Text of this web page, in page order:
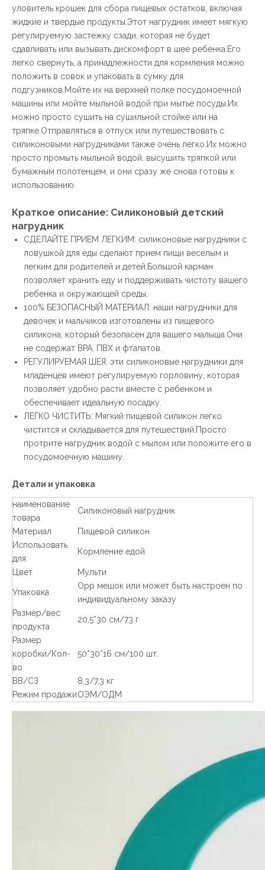
уловитель крошек для сбора пищевых остатков, включая
жидкие и твердые продукты.Этот нагрудник имеет мягкую
регулируемую застежку сзади, которая не будет
сдавливать или вызывать дискомфорт в шее ребенка.Его
легко свернуть, а принадлежности для кормления можно
положить в совок и упаковать в сумку для
подгузников.Мойте их на верхней полке посудомоечной
машины или мойте мыльной водой при мытье посуды.Их
можно просто сушить на сушильной стойке или на
тряпке.Отправляться в отпуск или путешествовать с
силиконовыми нагрудниками также очень легко.Их можно
просто промыть мыльной водой, высушить тряпкой или
бумажным полотенцем, и они сразу же снова готовы к
использованию.
Краткое описание: Силиконовый детский
нагрудник
СДЕЛАЙТЕ ПРИЕМ ЛЕГКИМ: силиконовые нагрудники с
ловушкой для еды сделают прием пищи веселым и
легким для родителей и детей.Большой карман
позволяет хранить еду и поддерживать чистоту вашего
ребенка и окружающей среды.
100% БЕЗОПАСНЫЙ МАТЕРИАЛ: наши нагрудники для
девочек и мальчиков изготовлены из пищевого
силикона, который безопасен для вашего малыша.Они
не содержат BPA, ПВХ и фталатов.
РЕГУЛИРУЕМАЯ ШЕЯ: эти силиконовые нагрудники для
младенцев имеют регулируемую горловину, которая
позволяет удобно расти вместе с ребенком и
обеспечивает идеальную посадку.
ЛЕГКО ЧИСТИТЬ: Мягкий пищевой силикон легко
чистится и складывается для путешествий.Просто
протрите нагрудник водой с мылом или положите его в
посудомоечную машину.
Детали и упаковка
наименование
товара
Силиконовый нагрудник
Материал
Пищевой силикон
Использовать
для
Кормление едой
Цвет Мульти
Упаковка
Opp мешок или может быть настроен по
индивидуальному заказу
Размер/вес
продукта
20,5*30 см/73 г
Размер
коробки/Кол-
во
50*30*16 см/100 шт.
ВВ/СЗ
8,3/7,3 кг
Режим продажиОЭМ/ОДМ